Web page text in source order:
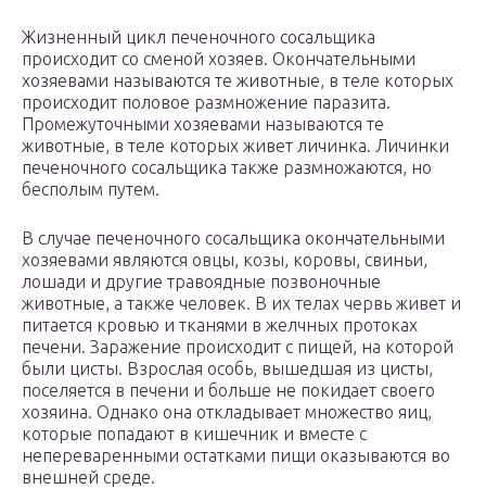
Жизненный цикл печеночного сосальщика
происходит со сменой хозяев. Окончательными
хозяевами называются те животные, в теле которых
происходит половое размножение паразита.
Промежуточными хозяевами называются те
животные, в теле которых живет личинка. Личинки
печеночного сосальщика также размножаются, но
бесполым путем.
В случае печеночного сосальщика окончательными
хозяевами являются овцы, козы, коровы, свиньи,
лошади и другие травоядные позвоночные
животные, а также человек. В их телах червь живет и
питается кровью и тканями в желчных протоках
печени. Заражение происходит с пищей, на которой
были цисты. Взрослая особь, вышедшая из цисты,
поселяется в печени и больше не покидает своего
хозяина. Однако она откладывает множество яиц,
которые попадают в кишечник и вместе с
непереваренными остатками пищи оказываются во
внешней среде.